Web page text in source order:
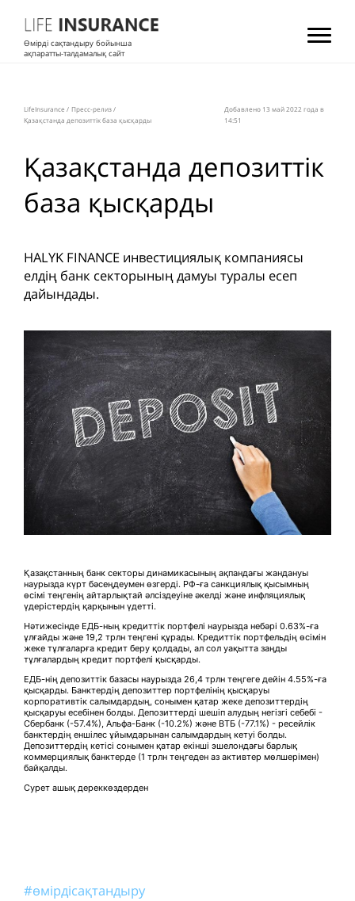
Өмірді сақтандыру бойынша
ақпаратты-талдамалық сайт
LifeInsurance / Пресс-релиз/
Қазақстанда депозиттік база қысқарды
Добавлено 13 май 2022 года в
14:51
Қазақстанда депозиттік
база қысқарды
HALYK FINANCE инвестициялық компаниясы
елдің банк секторының дамуы туралы есеп
дайындады.
Қазақстанның банк секторы динамикасының ақпандағы жандануы
наурызда күрт бәсеңдеумен өзгерді. РФ-ға санкциялық қысымның
өсімі теңгенің айтарлықтай әлсіздеуіне әкелді және инфляциялық
үдерістердің қарқынын үдетті.
Нәтижесінде ЕДБ-ның кредиттік портфелі наурызда небәрі 0.63%-ға
ұлғайды және 19,2 трлн теңгені құрады. Кредиттік портфельдің өсімін
жеке тұлғаларға кредит беру қолдады, ал сол уақытта заңды
тұлғалардың кредит портфелі қысқарды.
ЕДБ-нің депозиттік базасы наурызда 26,4 трлн теңгеге дейін 4.55%-ға
қысқарды. Банктердің депозиттер портфелінің қысқаруы
корпоративтік салымдардың, сонымен қатар жеке депозиттердің
қысқаруы есебінен болды. Депозиттерді шешіп алудың негізгі себебі -
Сбербанк (-57.4%), Альфа-Банк (-10.2%) және ВТБ (-77.1%) - ресейлік
банктердің еншілес ұйымдарынан салымдардың кетуі болды.
Депозиттердің кетісі сонымен қатар екінші эшелондағы барлық
коммерциялық банктерде (1 трлн теңгеден аз активтер мөлшерімен)
байқалды.
Сурет ашық дереккөздерден
#өмірдісақтандыру